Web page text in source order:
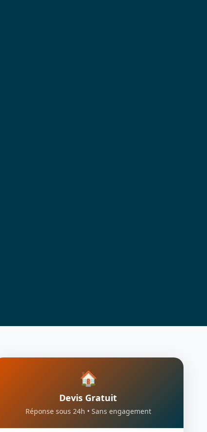
🏠
Devis Gratuit
Réponse sous 24h • Sans engagement